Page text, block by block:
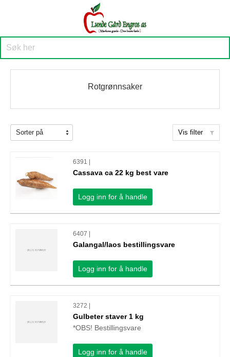
Rotgrønnsaker
Vis filter
6391 |
Cassava ca 22 kg best vare
Logg inn for å handle
6407 |
Galangal/laos bestillingsvare
Logg inn for å handle
3272 |
Gulbeter staver 1 kg
*OBS! Bestillingsvare
Logg inn for å handle